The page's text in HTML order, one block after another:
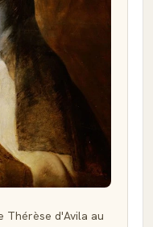
Thérèse d'Avila au